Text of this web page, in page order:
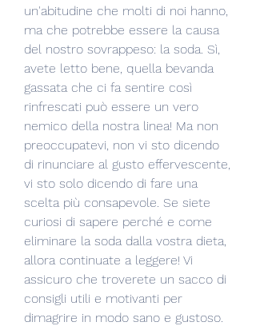
un'abitudine che molti di noi hanno,
ma che potrebbe essere la causa
del nostro sovrappeso: la soda. Sì,
avete letto bene, quella bevanda
gassata che ci fa sentire così
rinfrescati può essere un vero
nemico della nostra linea! Ma non
preoccupatevi, non vi sto dicendo
di rinunciare al gusto effervescente,
vi sto solo dicendo di fare una
scelta più consapevole. Se siete
curiosi di sapere perché e come
eliminare la soda dalla vostra dieta,
allora continuate a leggere! Vi
assicuro che troverete un sacco di
consigli utili e motivanti per
dimagrire in modo sano e gustoso.